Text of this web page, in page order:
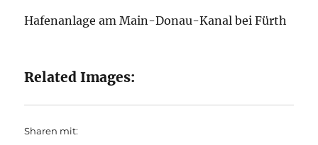
Hafenanlage am Main-Donau-Kanal bei Fürth
Related Images:
Sharen mit: